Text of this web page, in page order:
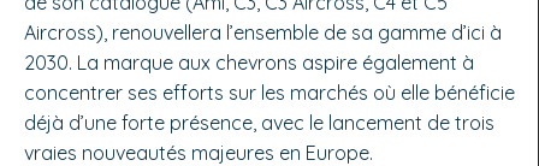
Aircross), renouvellera l’ensemble de sa gamme d’ici à
2030. La marque aux chevrons aspire également à
concentrer ses efforts sur les marchés où elle bénéficie
déjà d’une forte présence, avec le lancement de trois
vraies nouveautés majeures en Europe.